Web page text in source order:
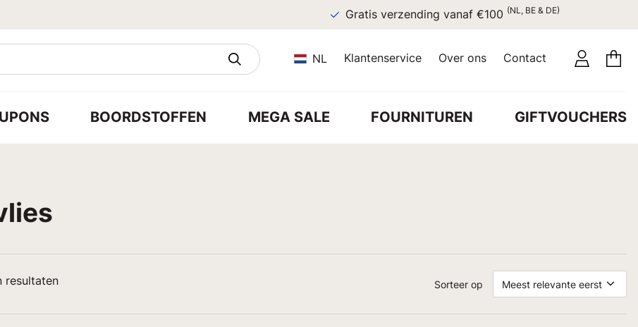
Gratis verzending vanaf €100 (NL, BE & DE)
NL Klantenservice Over ons Contact
BOORDSTOFFEN MEGA SALE FOURNITUREN GIFTVOUCHERS
Sorteer op Meest relevante eerst
resultaten